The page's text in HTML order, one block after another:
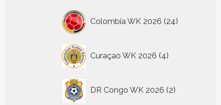
Colombia WK 2026 24
producten
Curaçao WK 2026 4
producten
DR Congo WK 2026 2
producten